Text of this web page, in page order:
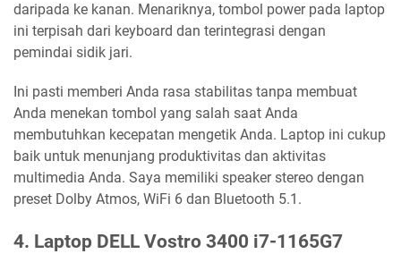
daripada ke kanan. Menariknya, tombol power pada laptop
ini terpisah dari keyboard dan terintegrasi dengan
pemindai sidik jari.
Ini pasti memberi Anda rasa stabilitas tanpa membuat
Anda menekan tombol yang salah saat Anda
membutuhkan kecepatan mengetik Anda. Laptop ini cukup
baik untuk menunjang produktivitas dan aktivitas
multimedia Anda. Saya memiliki speaker stereo dengan
preset Dolby Atmos, WiFi 6 dan Bluetooth 5.1.
4. Laptop DELL Vostro 3400 i7-1165G7